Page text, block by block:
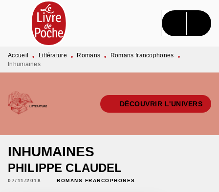
MENU RECHERCHE CONTENU
PIED DE PAGE
Accueil • Littérature • Romans • Romans francophones
•
Inhumaines
DÉCOUVRIR L'UNIVERS
INHUMAINES
PHILIPPE CLAUDEL
07/11/2018 ROMANS FRANCOPHONES